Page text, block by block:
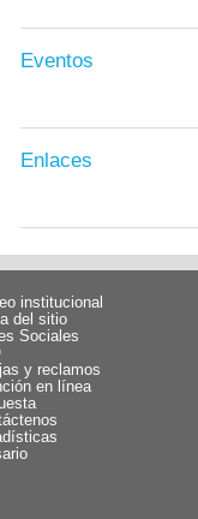
Eventos
Enlaces
institucional
del sitio
Sociales
y reclamos
en línea